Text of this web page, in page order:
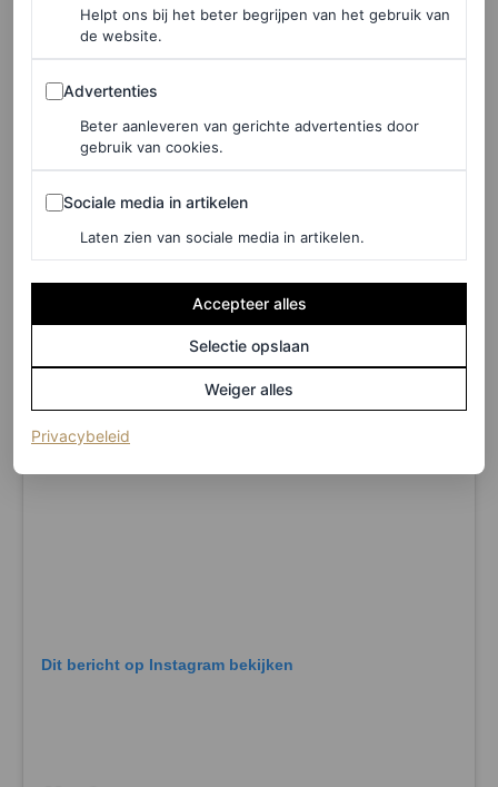
bezegeld’. Voor de samenwerking met Louis Vuitton
werkte de band namelijk al met Kim Jones samen aan
hun concertgarderobe. De bekendmaking van Diors
ambassadeurschap met Jimin wierp direct zijn vruchten
af: het nieuws zorgde voor een gigantische stijging in
aandeelkoers van Dior. Volgens financieel platform
Investing.com was het zelfs hun hoogste aandelenkoers
in 31 jaar.
Dit bericht op Instagram bekijken
Helpt ons bij het beter begrijpen van het gebruik van
de website.
Advertenties
Advertenties
Beter aanleveren van gerichte advertenties door
gebruik van cookies.
Sociale media in artikelen
Sociale media in artikelen
Laten zien van sociale media in artikelen.
Accepteer alles
Selectie opslaan
Weiger alles
Privacybeleid